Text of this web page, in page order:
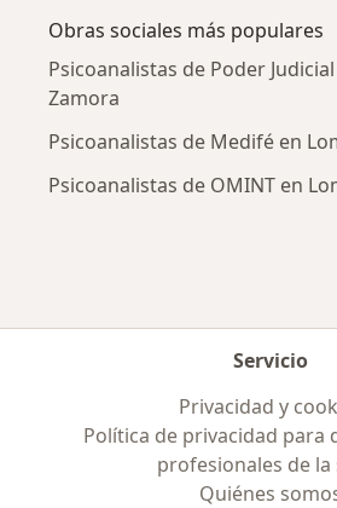
Obras sociales más populares
Psicoanalistas de Poder
Zamora
Psicoanalistas de Medifé en
Psicoanalistas de OMINT en
Servicio
Privacidad y
Política de privacidad para
profesionales de la
Quiénes